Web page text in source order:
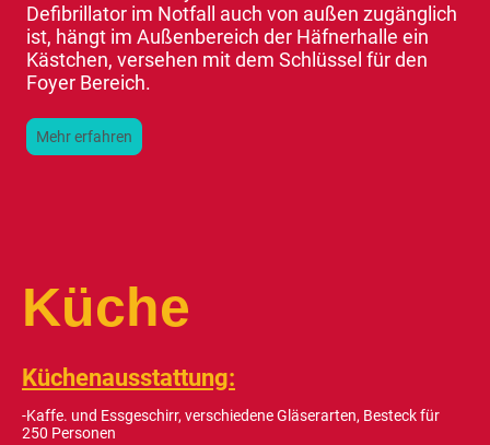
Defibrillator im Notfall auch von außen zugänglich
ist, hängt im Außenbereich der Häfnerhalle ein
Kästchen, versehen mit dem Schlüssel für den
Foyer Bereich.
Mehr erfahren
Küche
Küchenausstattung:
-Kaffe. und Essgeschirr, verschiedene Gläserarten, Besteck für
250 Personen